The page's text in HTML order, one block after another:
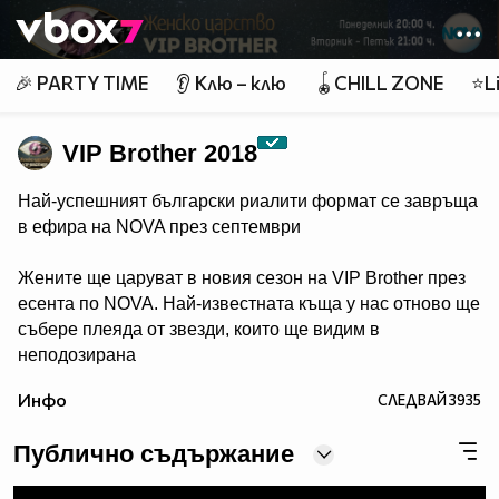
👾
🎉 PARTY TIME 👂 Клю – клю 🪀CHILL ZONE
VIP Brother 2018
Най-успешният български риалити формат се завръща
в ефира на NOVA през септември
Жените ще царуват в новия сезон на VIP Brother през
есента по NOVA. Най-известната къща у нас отново ще
събере плеяда от звезди, които ще видим в
неподозирана
телевизията в България, се завръща в ефира през
цялата власт, но и цялата отговорност в ръцете на
дамите.
Инфо СЛЕДВАЙ3935
Публично съдържание